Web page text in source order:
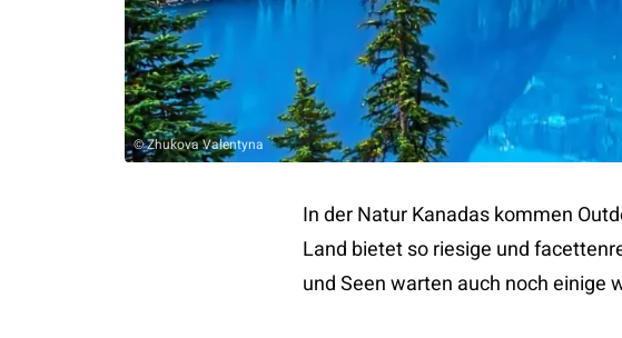
© Zhukova Valentyna
In der Natur Kanadas kommen
Land bietet so riesige und
und Seen warten auch noch einige